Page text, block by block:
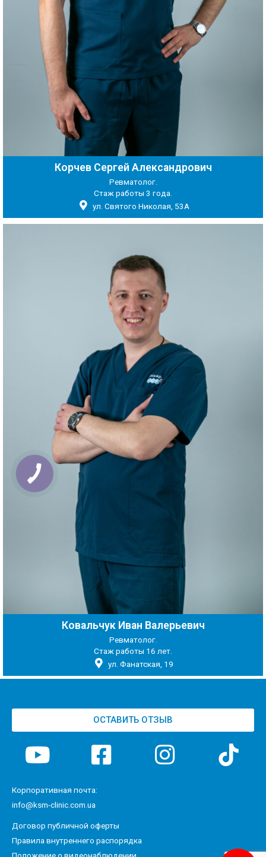
Корчев Сергей Александрович
Ревматолог.
Стаж работы 3 года.
ул. Святого Николая, 53А
Ковальчук Иван Валерьевич
Ревматолог.
Стаж работы 16 лет.
ул. Фанатская, 19
ОСТАВИТЬ ОТЗЫВ
Корпоративная почта:
info@ksm-clinic.com.ua
Договор публичной оферты
Правила внутреннего распорядка